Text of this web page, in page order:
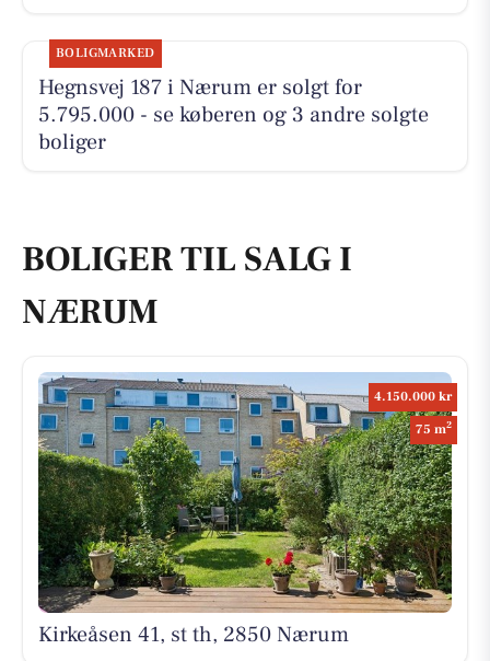
BOLIGMARKED
Hegnsvej 187 i Nærum er solgt for
5.795.000 - se køberen og 3 andre solgte
boliger
BOLIGER TIL SALG I
NÆRUM
4.150.000 kr
75 m2
Kirkeåsen 41, st th, 2850 Nærum